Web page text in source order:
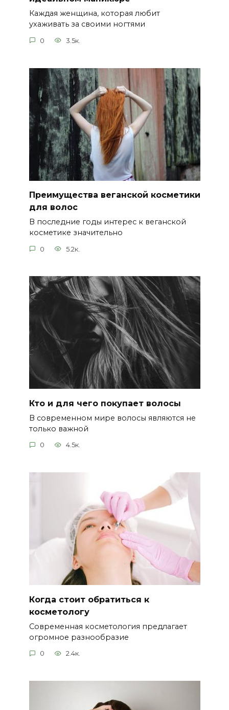
Каждая женщина, которая любит
ухаживать за своими ногтями
0 3.5к.
Преимущества веганской косметики
для волос
В последние годы интерес к веганской
косметике значительно
0 5.2к.
Кто и для чего покупает волосы
В современном мире волосы являются не
только важной
0 4.5к.
Когда стоит обратиться к
косметологу
Современная косметология предлагает
огромное разнообразие
0 2.4к.